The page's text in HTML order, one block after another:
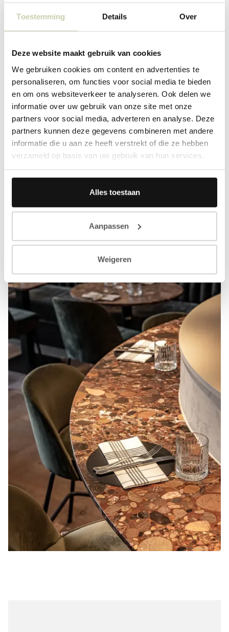
Toestemming Details Over
Deze website maakt gebruik van cookies
We gebruiken cookies om content en advertenties te
personaliseren, om functies voor social media te bieden
en om ons websiteverkeer te analyseren. Ook delen we
informatie over uw gebruik van onze site met onze
partners voor social media, adverteren en analyse. Deze
partners kunnen deze gegevens combineren met andere
informatie die u aan ze heeft verstrekt of die ze hebben
verzameld op basis van uw gebruik van hun services.
Alles toestaan
Aanpassen
Weigeren